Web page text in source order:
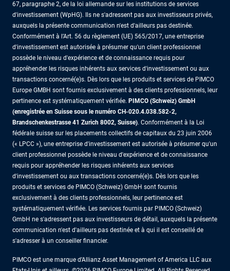
67, paragraphe 2, de la loi allemande sur les institutions de services
d'investissement (WpHG). Ils ne s'adressent pas aux investisseurs privés,
auxquels la présente communication n'est d'ailleurs pas destinée.
Conformément à l’Art. 56 du règlement (UE) 565/2017, une entreprise
d'investissement est autorisée à présumer qu'un client professionnel
possède le niveau d'expérience et de connaissance requis pour
appréhender les risques inhérents aux services d'investissement ou aux
transactions concerné(e)s. Dès lors que les produits et services de PIMCO
Europe GMBH sont fournis exclusivement à des clients professionnels, leur
pertinence est systématiquement vérifiée. PIMCO (Schweiz) GmbH
(enregistrée en Suisse sous le numéro CH-020.4.038.582-2,
Brandschenkestrasse 41 Zurich 8002, Suisse). Conformément à la Loi
fédérale suisse sur les placements collectifs de capitaux du 23 juin 2006
(« LPCC »), une entreprise d'investissement est autorisée à présumer qu'un
client professionnel possède le niveau d'expérience et de connaissance
requis pour appréhender les risques inhérents aux services
d'investissement ou aux transactions concerné(e)s. Dès lors que les
produits et services de PIMCO (Schweiz) GmbH sont fournis
exclusivement à des clients professionnels, leur pertinence est
systématiquement vérifiée. Les services fournis par PIMCO (Schweiz)
GmbH ne s'adressent pas aux investisseurs de détail, auxquels la présente
communication n'est d'ailleurs pas destinée et à qui il est conseillé de
s'adresser à un conseiller financier.
PIMCO est une marque d’Allianz Asset Management of America LLC aux